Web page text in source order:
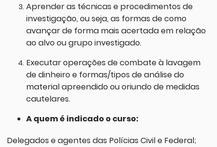
Aprender as técnicas e procedimentos de
investigação, ou seja, as formas de como
avançar de forma mais acertada em relação
ao alvo ou grupo investigado.
Executar operações de combate à lavagem
de dinheiro e formas/tipos de análise do
material apreendido ou oriundo de medidas
cautelares.
A quem é indicado o curso:
Delegados e agentes das Polícias Civil e Federal;